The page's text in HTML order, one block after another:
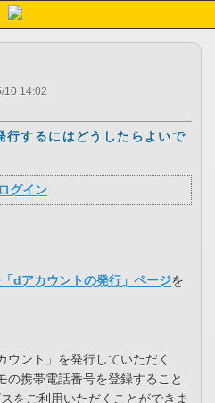
10 14:02
行するにはどうしたらよいで
グイン
dアカウントの発行」ページを
ウント」を発行していただく
の携帯電話番号を登録すること
をご利用いただくことができま